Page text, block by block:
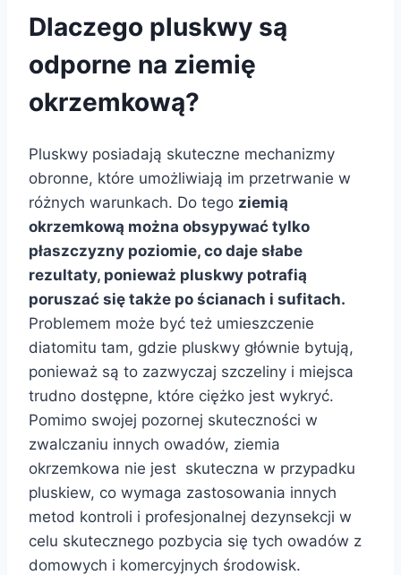
Dlaczego pluskwy są
odporne na ziemię
okrzemkową?
Pluskwy posiadają skuteczne mechanizmy
obronne, które umożliwiają im przetrwanie w
różnych warunkach. Do tego ziemią
okrzemkową można obsypywać tylko
płaszczyzny poziomie, co daje słabe
rezultaty, ponieważ pluskwy potrafią
poruszać się także po ścianach i sufitach.
Problemem może być też umieszczenie
diatomitu tam, gdzie pluskwy głównie bytują,
ponieważ są to zazwyczaj szczeliny i miejsca
trudno dostępne, które ciężko jest wykryć.
Pomimo swojej pozornej skuteczności w
zwalczaniu innych owadów, ziemia
okrzemkowa nie jest skuteczna w przypadku
pluskiew, co wymaga zastosowania innych
metod kontroli i profesjonalnej dezynsekcji w
celu skutecznego pozbycia się tych owadów z
domowych i komercyjnych środowisk.